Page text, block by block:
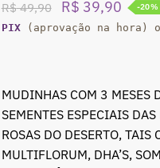
R$49,90
O
preço
R$ 49,90.
R$ 39,90O
preço
R$
-20%
PIX(aprovação na hora)
MUDINHAS COM 3 MESES
SEMENTES ESPECIAIS
ROSAS DO DESERTO, TAIS
MULTIFLORUM, DHA’S,